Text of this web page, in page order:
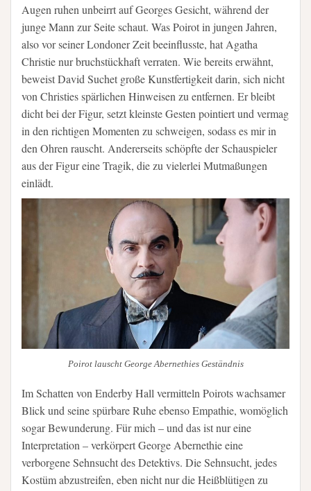
Augen ruhen unbeirrt auf Georges Gesicht, während der
junge Mann zur Seite schaut. Was Poirot in jungen Jahren,
also vor seiner Londoner Zeit beeinflusste, hat Agatha
Christie nur bruchstückhaft verraten. Wie bereits erwähnt,
beweist David Suchet große Kunstfertigkeit darin, sich nicht
von Christies spärlichen Hinweisen zu entfernen. Er bleibt
dicht bei der Figur, setzt kleinste Gesten pointiert und vermag
in den richtigen Momenten zu schweigen, sodass es mir in
den Ohren rauscht. Andererseits schöpfte der Schauspieler
aus der Figur eine Tragik, die zu vielerlei Mutmaßungen
einlädt.
Poirot lauscht George Abernethies Geständnis
Im Schatten von Enderby Hall vermitteln Poirots wachsamer
Blick und seine spürbare Ruhe ebenso Empathie, womöglich
sogar Bewunderung. Für mich – und das ist nur eine
Interpretation – verkörpert George Abernethie eine
verborgene Sehnsucht des Detektivs. Die Sehnsucht, jedes
Kostüm abzustreifen, eben nicht nur die Heißblütigen zu